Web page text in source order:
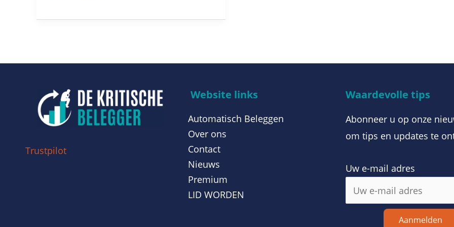
Trustpilot
Website links
Automatisch Beleggen
Over ons
Contact
Nieuws
Premium
LID WORDEN
Waardevolle tips
Abonneer u op onze
om tips en updates te
Uw e-mail adres
Aanmelden